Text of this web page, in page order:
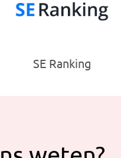
SE Ranking